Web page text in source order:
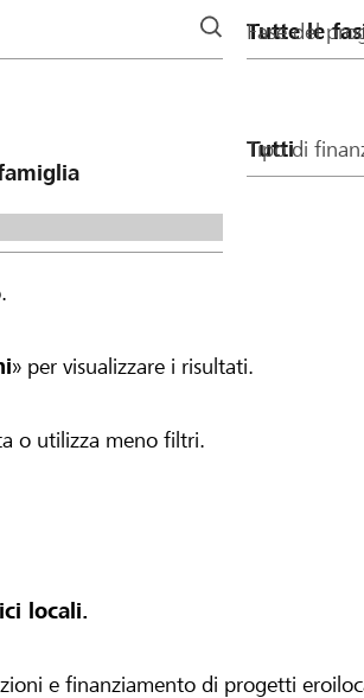
Fase del
Tipo di
» per visualizzare i risultati.
o utilizza meno filtri.
locali.
e finanziamento di progetti